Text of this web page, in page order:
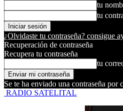
tu
tu
¿Olvidaste tu contraseña? consigue
Recuperación de contraseña
Recupera tu contraseña
tu
Se te ha enviado una contraseña por
RADIO SATELITAL